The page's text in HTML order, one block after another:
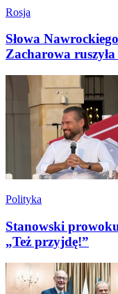
Rosja
Słowa
Zacharowa
Polityka
Stanowski
„Też przyjdę!”